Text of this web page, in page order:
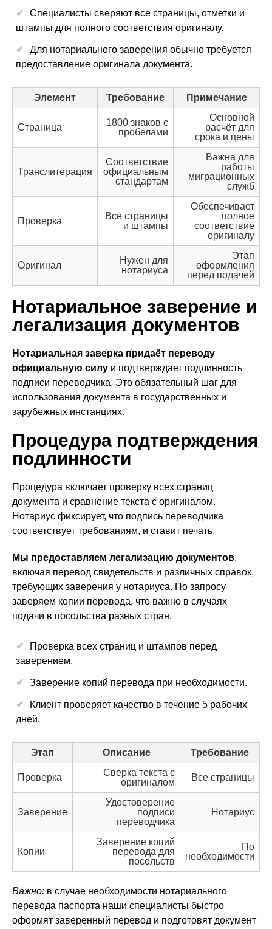
Специалисты сверяют все страницы, отметки и
штампы для полного соответствия оригиналу.
Для нотариального заверения обычно требуется
предоставление оригинала документа.
Элемент Требование Примечание
Страница
1800 знаков с
пробелами
Основной
расчёт для
срока и цены
Транслитерация
Соответствие
официальным
стандартам
Важна для
работы
миграционных
служб
Проверка
Все страницы
и штампы
Обеспечивает
полное
соответствие
оригиналу
Оригинал
Нужен для
нотариуса
Этап
оформления
перед подачей
Нотариальное заверение и
легализация документов
Нотариальная заверка придаёт переводу
официальную силу и подтверждает подлинность
подписи переводчика. Это обязательный шаг для
использования документа в государственных и
зарубежных инстанциях.
Процедура подтверждения
подлинности
Процедура включает проверку всех страниц
документа и сравнение текста с оригиналом.
Нотариус фиксирует, что подпись переводчика
соответствует требованиям, и ставит печать.
Мы предоставляем легализацию документов,
включая перевод свидетельств и различных справок,
требующих заверения у нотариуса. По запросу
заверяем копии перевода, что важно в случаях
подачи в посольства разных стран.
Проверка всех страниц и штампов перед
заверением.
Заверение копий перевода при необходимости.
Клиент проверяет качество в течение 5 рабочих
дней.
Этап Описание Требование
Проверка
Сверка текста с
оригиналом
Все страницы
Заверение
Удостоверение
подписи
переводчика
Нотариус
Копии
Заверение копий
перевода для
посольств
По
необходимости
Важно: в случае необходимости нотариального
перевода паспорта наши специалисты быстро
оформят заверенный перевод и подготовят документ